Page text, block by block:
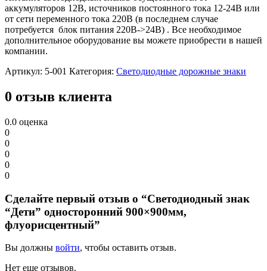
аккумуляторов 12В, источников постоянного тока 12-24В или
от сети переменного тока 220В (в последнем случае
потребуется блок питания 220В->24В) . Все необходимое
дополнительное оборудование вы можете приобрести в нашей
компании.
Артикул: 5-001 Категория: Светодиодные дорожные знаки
0 отзыв клиента
0.0 оценка
0
0
0
0
0
Сделайте первый отзыв о “Светодиодный знак
“Дети” односторонний 900×900мм,
флуорисцентный”
Вы должны войти, чтобы оставить отзыв.
Нет еще отзывов.